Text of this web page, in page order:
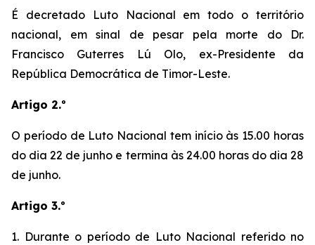
É decretado Luto Nacional em todo o território
nacional, em sinal de pesar pela morte do Dr.
Francisco Guterres Lú Olo, ex-Presidente da
República Democrática de Timor-Leste.
Artigo 2.º
O período de Luto Nacional tem início às 15.00 horas
do dia 22 de junho e termina às 24.00 horas do dia 28
de junho.
Artigo 3.º
1. Durante o período de Luto Nacional referido no